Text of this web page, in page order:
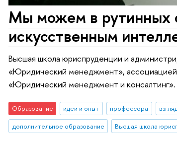
Мы можем в рутинных
искусственным
Высшая школа юриспруденции и
«Юридический менеджмент», ассоциацией
«Юридический менеджмент и консалтинг».
Образование идеи и опыт профессора
дополнительное образование